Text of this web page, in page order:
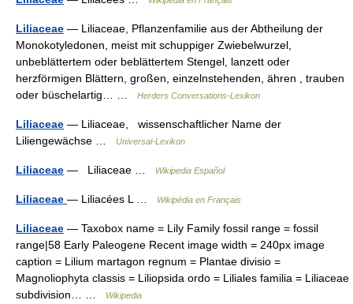
Liliaceae — Liliaceae, Pflanzenfamilie aus der Abtheilung der
Monokotyledonen, meist mit schuppiger Zwiebelwurzel,
unbeblättertem oder beblättertem Stengel, lanzett oder
herzförmigen Blättern, großen, einzelnstehenden, ähren , trauben
oder büschelartig… …
Herders Conversations-Lexikon
Liliaceae — Liliaceae, wissenschaftlicher Name der
Liliengewächse …
Universal-Lexikon
Liliaceae — Liliaceae … Wikipedia Español
Liliaceae — Liliacées L … Wikipédia en Français
Liliaceae — Taxobox name = Lily Family fossil range = fossil
range|58 Early Paleogene Recent image width = 240px image
caption = Lilium martagon regnum = Plantae divisio =
Magnoliophyta classis = Liliopsida ordo = Liliales familia = Liliaceae
subdivision… …
Wikipedia